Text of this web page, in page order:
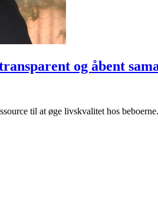
og åbent
til at øge livskvalitet hos beboerne.